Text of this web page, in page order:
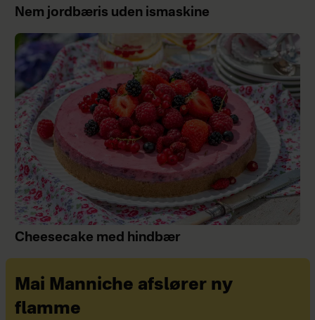
Nem jordbæris uden ismaskine
Cheesecake med hindbær
Mai Manniche afslører ny
flamme